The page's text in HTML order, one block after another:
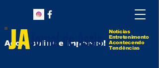
Notícias
Entretenimento
Acontecendo
Tendências
Agora online e impresso!